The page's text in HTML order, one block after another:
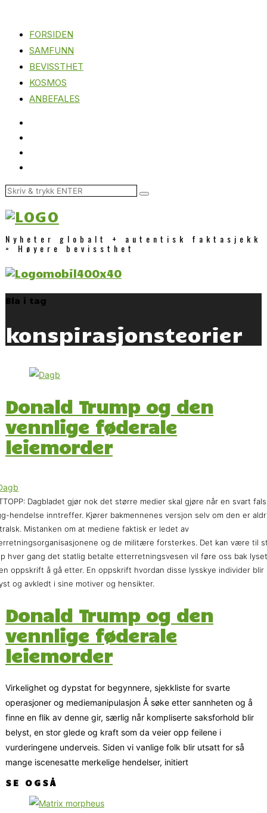
FORSIDEN
SAMFUNN
BEVISSTHET
KOSMOS
ANBEFALES
Nyheter globalt + autentisk faktasjekk
= Høyere bevissthet
Bla i tag
konspirasjonsteorier
Donald Trump og den
vennlige føderale
leiemorder
Dagbladet gjør nok det større medier skal gjøre når en svart
hendelse inntreffer. Kjører bakmennenes versjon selv om den er
Mistanken om at mediene faktisk er ledet av
og de militære forsterkes. Det kan være til
hver gang det statlig betalte etterretningsvesen vil føre oss bak
oppskrift å gå etter. En oppskrift hvordan disse lysskye individer blir
og avkledt i sine motiver og hensikter.
Donald Trump og den
vennlige føderale
leiemorder
Virkelighet og dypstat for begynnere, sjekkliste for svarte
operasjoner og mediemanipulasjon Å søke etter sannheten og å
finne en flik av denne gir, særlig når kompliserte saksforhold blir
belyst, en stor glede og kraft som da veier opp feilene i
vurderingene underveis. Siden vi vanlige folk blir utsatt for så
mange iscenesatte merkelige hendelser, initiert
SE OGSÅ